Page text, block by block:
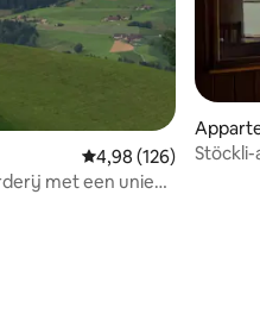
Gemiddelde
4,98 (126)
met een uniek